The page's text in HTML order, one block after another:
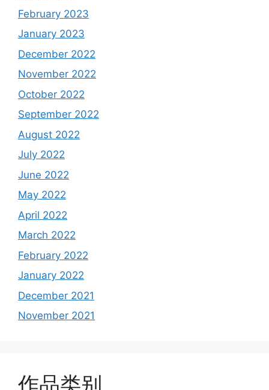
February 2023
January 2023
December 2022
November 2022
October 2022
September 2022
August 2022
July 2022
June 2022
May 2022
April 2022
March 2022
February 2022
January 2022
December 2021
November 2021
作品类别